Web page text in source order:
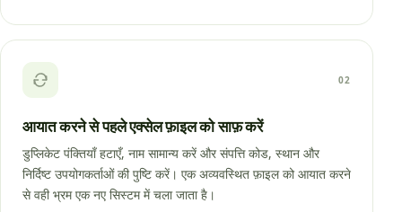
02
आयात करने से पहले एक्सेल फ़ाइल को साफ़ करें
डुप्लिकेट पंक्तियाँ हटाएँ, नाम सामान्य करें और संपत्ति कोड, स्थान और
निर्दिष्ट उपयोगकर्ताओं की पुष्टि करें। एक अव्यवस्थित फ़ाइल को आयात करने
से वही भ्रम एक नए सिस्टम में चला जाता है।